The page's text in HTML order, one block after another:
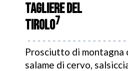
TAGLIERE DEL
TIROLO7
Prosciutto di
salame di cervo,